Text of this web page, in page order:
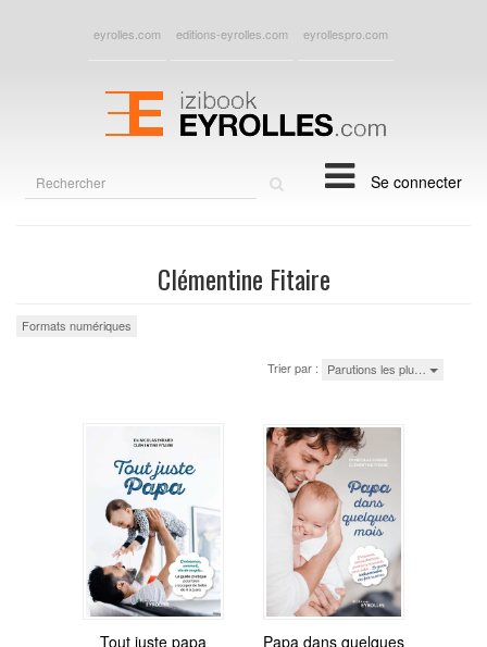
eyrolles.com editions-eyrolles.com eyrollespro.com
Se connecter
Clémentine Fitaire
Formats numériques
Trier par : Parutions les plu…
Tout juste papa
Papa dans quelques